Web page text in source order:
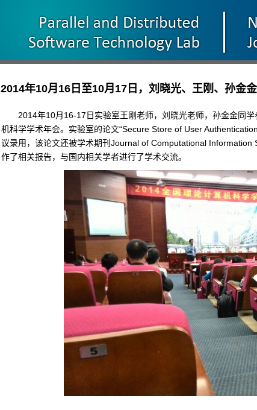
2014年10月16日至10月17日，刘晓光、王刚、孙金
2014年10月16-17日实验室王刚老师，刘晓光老师，孙金金同学
机科学学术年会。实验室的论文“Secure Store of User
议录用，该论文还被学术期刊Journal of Computational Information
作了相关报告，与国内相关学者进行了学术交流。